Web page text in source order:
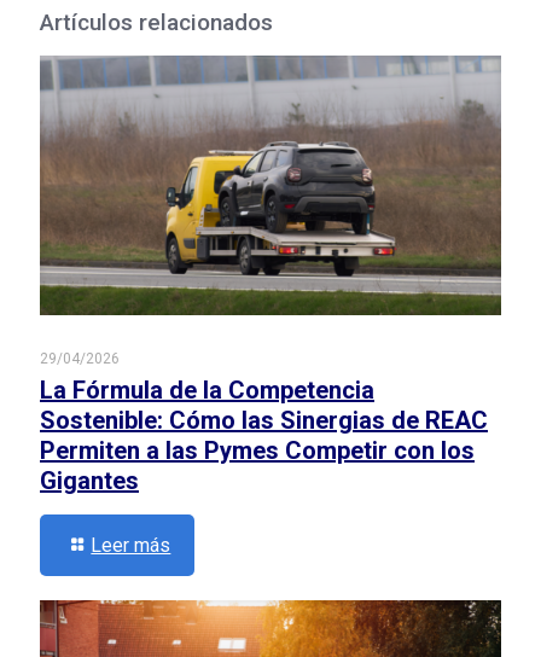
Artículos relacionados
29/04/2026
La Fórmula de la Competencia
Sostenible: Cómo las Sinergias de REAC
Permiten a las Pymes Competir con los
Gigantes
Leer más